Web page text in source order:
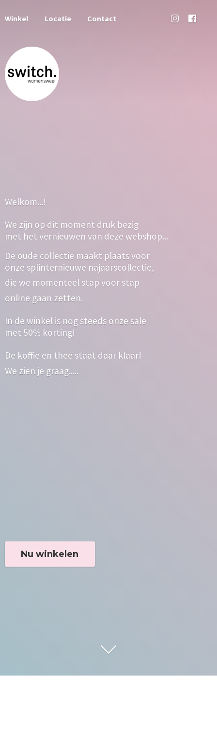
Winkel Locatie Contact
Welkom...!
We zijn op dit moment druk bezig
met het vernieuwen van deze webshop...
De oude collectie maakt plaats voor
onze splinternieuwe najaarscollectie,
die we momenteel stap voor stap
online gaan zetten.
In de winkel is nog steeds onze sale
met 50% korting!
De koffie en thee staat daar klaar!
We zien je graag.....
Nu winkelen